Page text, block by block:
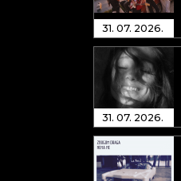
31. 07. 2026.
31. 07. 2026.